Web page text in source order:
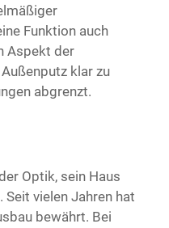
Funktion auch
Aspekt der
klar zu
abgrenzt.
Optik, sein Haus
vielen Jahren hat
bewährt. Bei